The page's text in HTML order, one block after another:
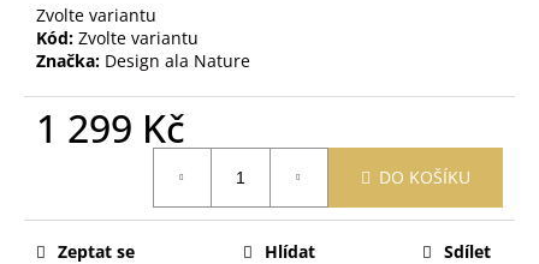
Zvolte variantu
Kód: Zvolte variantu
Značka: Design ala Nature
1 299 Kč
DO KOŠÍKU
Zeptat se Hlídat Sdílet
ŽIRAFA
ŽLUTÁ
Kč